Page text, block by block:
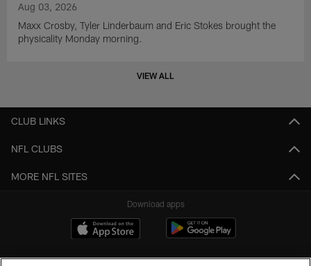
Aug 03, 2026
Maxx Crosby, Tyler Linderbaum and Eric Stokes brought the
physicality Monday morning.
VIEW ALL
CLUB LINKS
NFL CLUBS
MORE NFL SITES
Download apps